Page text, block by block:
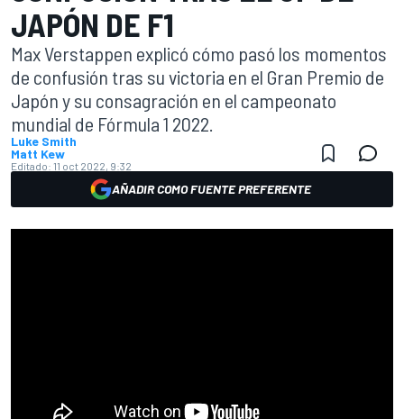
JAPÓN DE F1
Max Verstappen explicó cómo pasó los momentos
de confusión tras su victoria en el Gran Premio de
Japón y su consagración en el campeonato
mundial de Fórmula 1 2022.
Luke Smith
Matt Kew
Editado: 11 oct 2022, 9:32
AÑADIR COMO FUENTE PREFERENTE